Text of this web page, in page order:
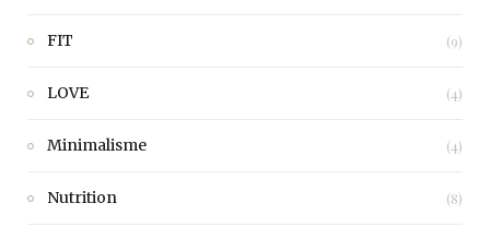
FIT (9)
LOVE (4)
Minimalisme (4)
Nutrition (8)